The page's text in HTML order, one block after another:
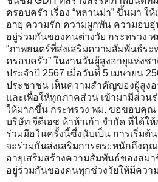
ครอบครัว เรื่อง “หลานม่า” ขึ้นมา ใ
อายุ ความรัก ความผูกพัน ความอบ
อยู่ร่วมกันของคนต่างวัย กระทรวง พ
“ภาพยนตร์ที่ส่งเสริมความสัมพันธ์ระ
ครอบครัว” ในงานวันผู้สูงอายุแห่งช
ประจำปี 2567 เมื่อวันที่ 5 เมษายน
ประชาชน เห็นความสำคัญของผู้สูง
และเพื่อให้ทุกภาคส่วน เข้ามามีส่ว
ให้มากขึ้น กระทรวง​ พม. ขอขอบคุณ
บริษัท จีดีเอช ห้าห้าเก้า จำกัด ที่ได้
ร่วมมือในครั้งนี้ซึ่งนับเป็น การเริ่มต้
จะร่วมกันส่งเสริมการตระหนักถึงคุ
อายุเสริมสร้างความสัมพันธ์ของสม
อยู่ร่วมกันของคนทุกช่วงวัยให้มีควา